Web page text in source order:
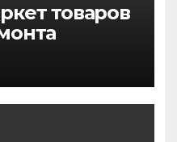
товаров